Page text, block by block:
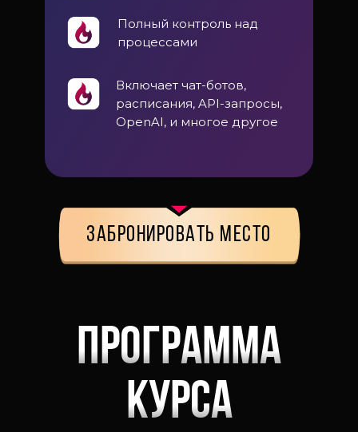
программа
курса
Полный контроль над
процессами
Включает чат-ботов,
расписания, API-запросы,
OpenAI, и многое другое
ЗАБРОНИРОВАТЬ МЕСТО